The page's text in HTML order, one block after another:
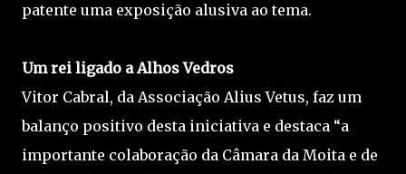
patente uma exposição alusiva ao tema.
Um rei ligado a Alhos Vedros
Vitor Cabral, da Associação Alius Vetus, faz um
balanço positivo desta iniciativa e destaca “a
importante colaboração da Câmara da Moita e de